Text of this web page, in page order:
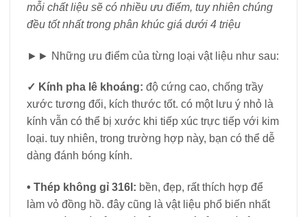
mỗi chất liệu sẽ có nhiều ưu điểm, tuy nhiên chúng
đều tốt nhất trong phân khúc giá dưới 4 triệu
►► Những ưu điểm của từng loại vật liệu như sau:
✓ Kính pha lê khoáng: độ cứng cao, chống trầy
xước tương đối, kích thước tốt. có một lưu ý nhỏ là
kính vẫn có thể bị xước khi tiếp xúc trực tiếp với kim
loại. tuy nhiên, trong trường hợp này, bạn có thể dễ
dàng đánh bóng kính.
• Thép không gỉ 316l: bền, đẹp, rất thích hợp để
làm vỏ đồng hồ. đây cũng là vật liệu phổ biến nhất